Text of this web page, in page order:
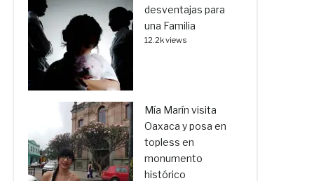
desventajas para
una Familia
12.2k views
Mía Marín visita
Oaxaca y posa en
topless en
monumento
histórico